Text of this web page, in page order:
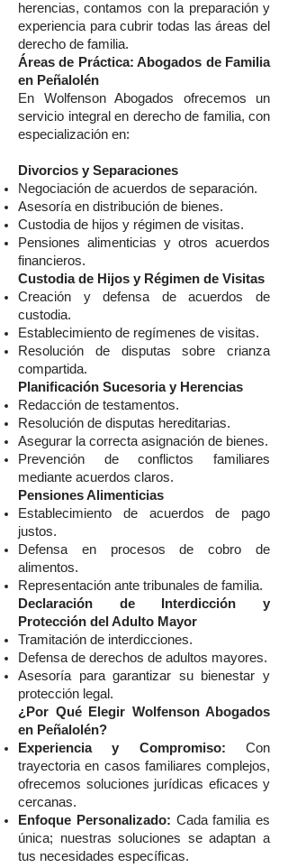
herencias, contamos con la preparación y
experiencia para cubrir todas las áreas del
derecho de familia.
Áreas de Práctica: Abogados de Familia
en Peñalolén
En Wolfenson Abogados ofrecemos un
servicio integral en derecho de familia, con
especialización en:
Divorcios y Separaciones
Negociación de acuerdos de separación.
Asesoría en distribución de bienes.
Custodia de hijos y régimen de visitas.
Pensiones alimenticias y otros acuerdos
financieros.
Custodia de Hijos y Régimen de Visitas
Creación y defensa de acuerdos de
custodia.
Establecimiento de regímenes de visitas.
Resolución de disputas sobre crianza
compartida.
Planificación Sucesoria y Herencias
Redacción de testamentos.
Resolución de disputas hereditarias.
Asegurar la correcta asignación de bienes.
Prevención de conflictos familiares
mediante acuerdos claros.
Pensiones Alimenticias
Establecimiento de acuerdos de pago
justos.
Defensa en procesos de cobro de
alimentos.
Representación ante tribunales de familia.
Declaración de Interdicción y
Protección del Adulto Mayor
Tramitación de interdicciones.
Defensa de derechos de adultos mayores.
Asesoría para garantizar su bienestar y
protección legal.
¿Por Qué Elegir Wolfenson Abogados
en Peñalolén?
Experiencia y Compromiso: Con
trayectoria en casos familiares complejos,
ofrecemos soluciones jurídicas eficaces y
cercanas.
Enfoque Personalizado: Cada familia es
única; nuestras soluciones se adaptan a
tus necesidades específicas.